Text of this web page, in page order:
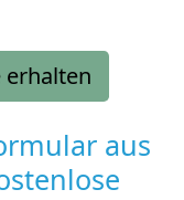
erhalten
aus